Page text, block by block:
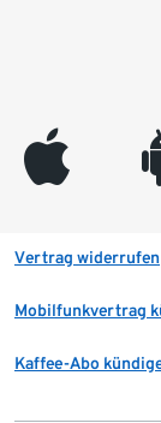
appleinc
Vertrag widerrufen
Mobilfunkvertrag
Kaffee-Abo